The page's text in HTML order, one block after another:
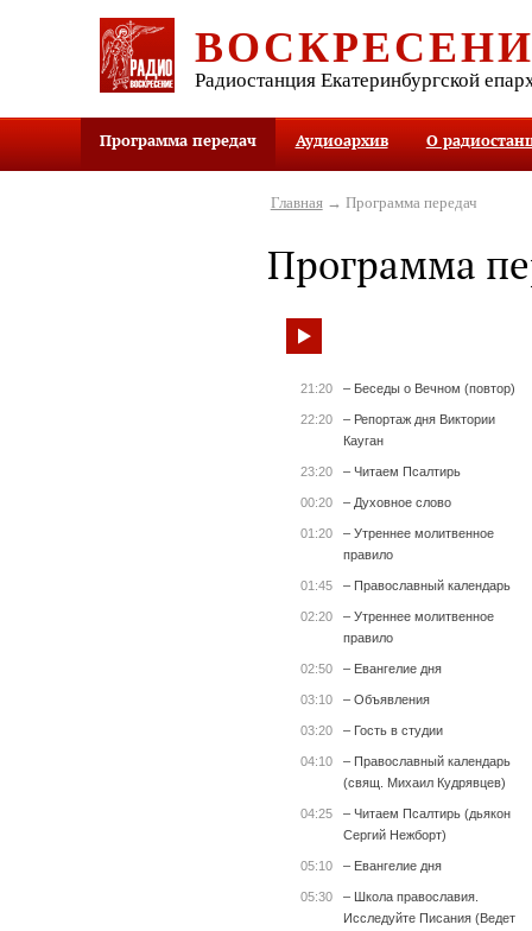
Радиостанция Екатеринбургской
Программа передач Аудиоархив О
Главная→ Программа передач
Программа
21:20 – Беседы о Вечном (повтор)
22:20
– Репортаж дня Виктории
Кауган
23:20 – Читаем Псалтирь
00:20 – Духовное слово
01:20
– Утреннее молитвенное
правило
01:45 – Православный календарь
02:20
– Утреннее молитвенное
правило
02:50 – Евангелие дня
03:10 – Объявления
03:20 – Гость в студии
04:10
– Православный календарь
(свящ. Михаил Кудрявцев)
04:25
– Читаем Псалтирь (дьякон
Сергий Нежборт)
05:10 – Евангелие дня
05:30
– Школа православия.
Исследуйте Писания (Ведет